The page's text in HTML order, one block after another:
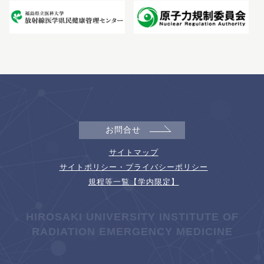
お問合せ
サイトマップ
サイトポリシー・プライバシーポリシー
規程等一覧【学内限定】
HIROSAKI UNIVERSITY INSTITUTE OF
RADIATION EMERGENCY MEDICINE